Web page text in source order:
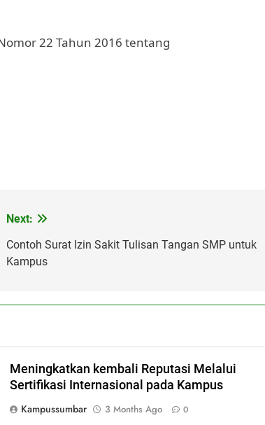
22 Tahun 2016 tentang
Next:
Contoh Surat Izin Sakit Tulisan Tangan SMP untuk
Kampus
Meningkatkan kembali Reputasi Melalui
Sertifikasi Internasional pada Kampus
Kampussumbar
3 Months Ago 0